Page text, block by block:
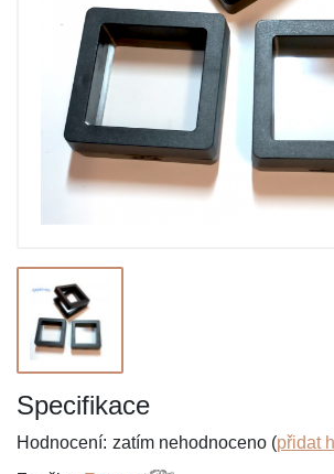
Specifikace
Hodnocení: zatím nehodnoceno (přidat